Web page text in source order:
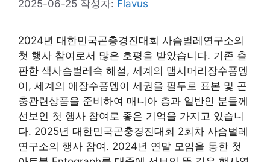
2025-06-25 작성자: Flavus
2024년 대한민국곤충경진대회 사슴벌레연구소의
첫 행사 참여로서 많은 호평을 받았습니다. 기존 출
판한 색사슴벌레속 해설, 세계의 맵시머리장수풍뎅
이, 세계의 애장수풍뎅이 세권을 필두로 표본 및 곤
충관련상품을 준비하여 매니아 층과 일반인 분들께
선보인 첫 행사 참여로 좋은 기억을 가지고 있습니
다. 2025년 대한민국곤충경진대회 2회차 사슴벌레
연구소의 행사 참여. 2024년 연말 모임을 통한 첫